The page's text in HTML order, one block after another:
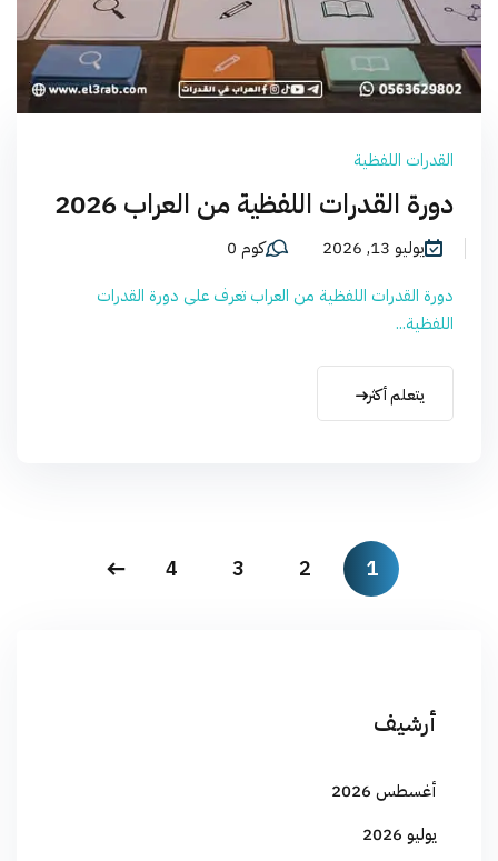
القدرات اللفظية
دورة القدرات اللفظية من العراب 2026
يوليو 13, 2026
كوم 0
دورة القدرات اللفظية من العراب تعرف على دورة القدرات
اللفظية...
يتعلم أكثر
1
2
3
4
أرشيف
أغسطس 2026
يوليو 2026